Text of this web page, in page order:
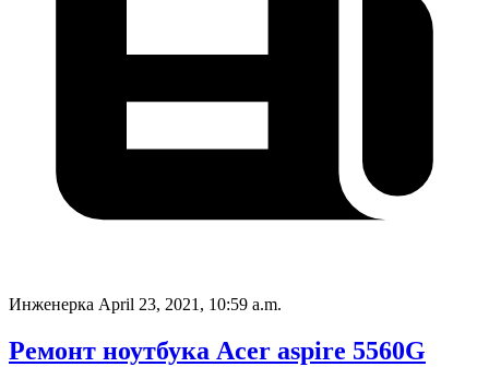
Инженерка April 23, 2021, 10:59 a.m.
Ремонт ноутбука Acer aspire 5560G